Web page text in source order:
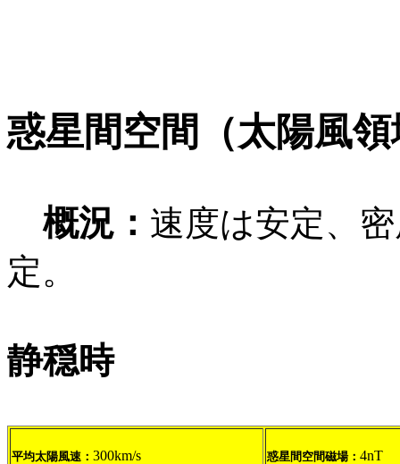
惑星間空間（太陽風
概況： 速度は安定、
定。
静穏時
平均太陽風速： 300km/s 惑星間空間磁場： 4nT